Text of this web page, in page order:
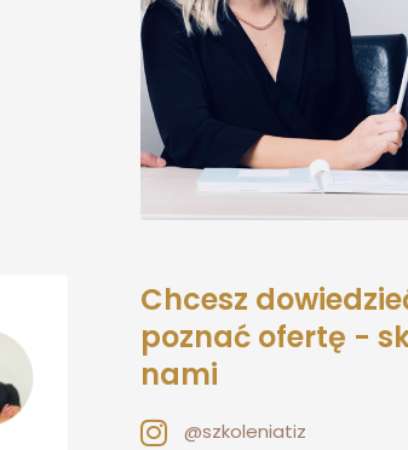
Chcesz
poznać ofertę -
nami
@szkoleniatiz